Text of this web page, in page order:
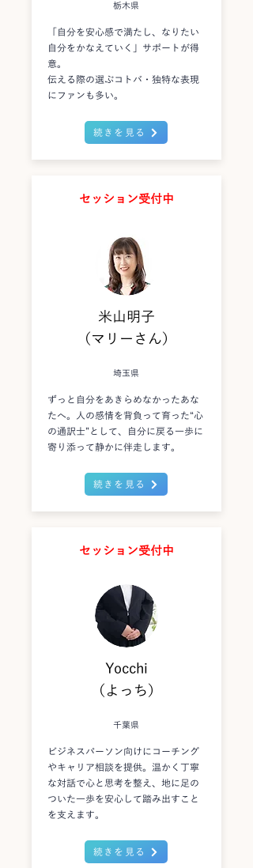
栃木県
「自分を安心感で満たし、なりたい
自分をかなえていく」サポートが得
意。
伝える際の選ぶコトバ・独特な表現
にファンも多い。
続きを見る
セッション受付中
米山明子
（マリーさん）
埼玉県
ずっと自分をあきらめなかったあな
たへ。人の感情を背負って育った“心
の通訳士”として、自分に戻る一歩に
寄り添って静かに伴走します。
続きを見る
セッション受付中
Yocchi
（よっち）
千葉県
ビジネスパーソン向けにコーチング
やキャリア相談を提供。温かく丁寧
な対話で心と思考を整え、地に足の
ついた一歩を安心して踏み出すこと
を支えます。
続きを見る